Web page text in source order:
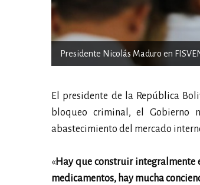
Presidente Nicolás Maduro en
El presidente de la República
bloqueo criminal, el Gobierno
abastecimiento del mercado
«Hay que construir integralmente
medicamentos, hay mucha